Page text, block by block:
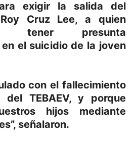
exigir la salida del
Cruz Lee, a quien
tener presunta
el suicidio de la joven
con el fallecimiento
TEBAEV, y porque
hijos mediante
señalaron.